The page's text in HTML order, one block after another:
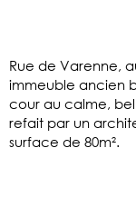
Rue de Varenne,
immeuble ancien
cour au calme,
refait par un
surface de 80m².